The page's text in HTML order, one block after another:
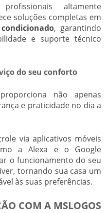
altamente
soluções completas em
, garantindo
e suporte técnico
do seu conforto
não apenas
e praticidade no dia a
via aplicativos móveis
a Alexa e o Google
o funcionamento do seu
tornando sua casa um
às suas preferências.
COM A MSLOGOS